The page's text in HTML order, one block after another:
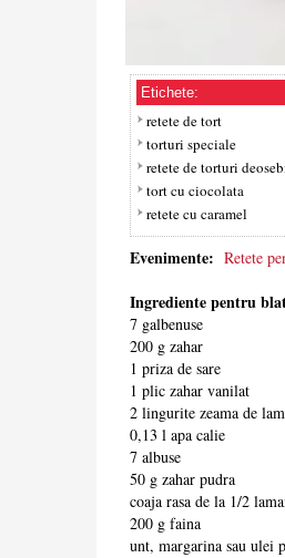
Etichete:
retete de tort
torturi speciale
retete de torturi
tort cu ciocolata
retete cu caramel
Evenimente: Retete
Ingrediente pentru
7 galbenuse
200 g zahar
1 priza de sare
1 plic zahar vanilat
2 lingurite zeama de
0,13 l apa calie
7 albuse
50 g zahar pudra
coaja rasa de la 1/2
200 g faina
unt, margarina sau ulei